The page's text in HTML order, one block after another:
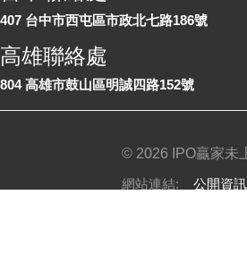
407 台中市西屯區市政北七路186號
高雄聯絡處
804 高雄市鼓山區明誠四路152號
© 2026 IPO贏家未
網站連結: 公開資